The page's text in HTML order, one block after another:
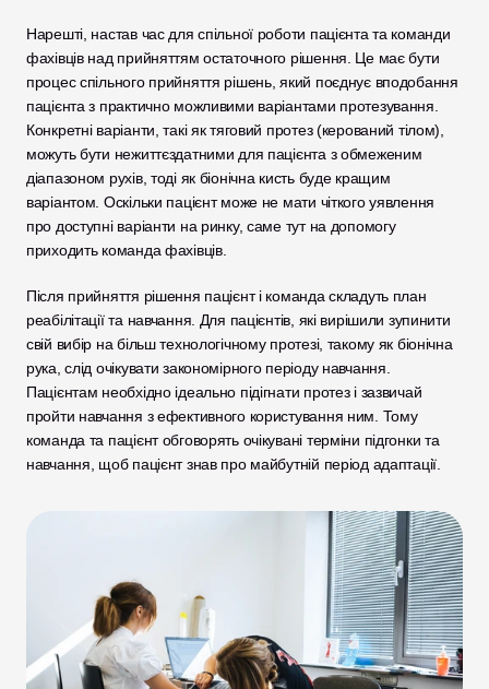
Нарешті, настав час для спільної роботи пацієнта та команди
фахівців над прийняттям остаточного рішення. Це має бути
процес спільного прийняття рішень, який поєднує вподобання
пацієнта з практично можливими варіантами протезування.
Конкретні варіанти, такі як тяговий протез (керований тілом),
можуть бути нежиттєздатними для пацієнта з обмеженим
діапазоном рухів, тоді як біонічна кисть буде кращим
варіантом. Оскільки пацієнт може не мати чіткого уявлення
про доступні варіанти на ринку, саме тут на допомогу
приходить команда фахівців.
Після прийняття рішення пацієнт і команда складуть план
реабілітації та навчання. Для пацієнтів, які вирішили зупинити
свій вибір на більш технологічному протезі, такому як біонічна
рука, слід очікувати закономірного періоду навчання.
Пацієнтам необхідно ідеально підігнати протез і зазвичай
пройти навчання з ефективного користування ним. Тому
команда та пацієнт обговорять очікувані терміни підгонки та
навчання, щоб пацієнт знав про майбутній період адаптації.